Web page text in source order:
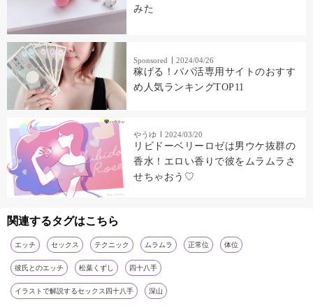
みた
Sponsored 2024/04/26
稼げる！パパ活専用サイトのおすす
め人気ランキングTOP11
やうゆ 2024/03/20
リビドーベリーロゼは男ウケ抜群の
香水！エロい香りで彼をムラムラさ
せちゃおう♡
関連するタグはこちら
エッチ セックス テクニック ムラムラ 正常位 体位
彼氏とのエッチ 松葉くずし 四十八手
イラストで解説するセックス四十八手 深山